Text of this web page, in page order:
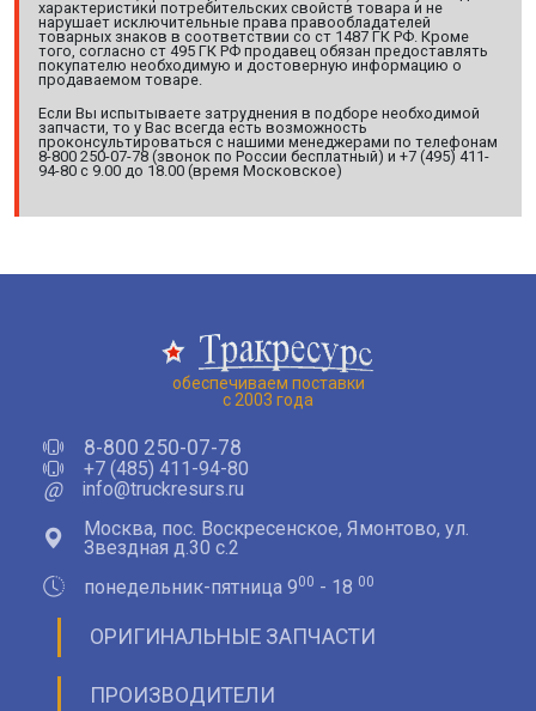
характеристики потребительских свойств товара и не
нарушает исключительные права правообладателей
товарных знаков в соответствии со ст 1487 ГК РФ. Кроме
того, согласно ст 495 ГК РФ продавец обязан предоставлять
покупателю необходимую и достоверную информацию о
продаваемом товаре.
Если Вы испытываете затруднения в подборе необходимой
запчасти, то у Вас всегда есть возможность
проконсультироваться с нашими менеджерами по телефонам
8-800 250-07-78 (звонок по России бесплатный) и +7 (495) 411-
94-80 с 9.00 до 18.00 (время Московское)
обеспечиваем поставки
с 2003 года
8-800 250-07-78
+7 (485) 411-94-80
@
info@truckresurs.ru
Москва, пос. Воскресенское, Ямонтово, ул.
Звездная д.30 с.2
понедельник-пятница 900 - 18 00
ОРИГИНАЛЬНЫЕ ЗАПЧАСТИ
ПРОИЗВОДИТЕЛИ